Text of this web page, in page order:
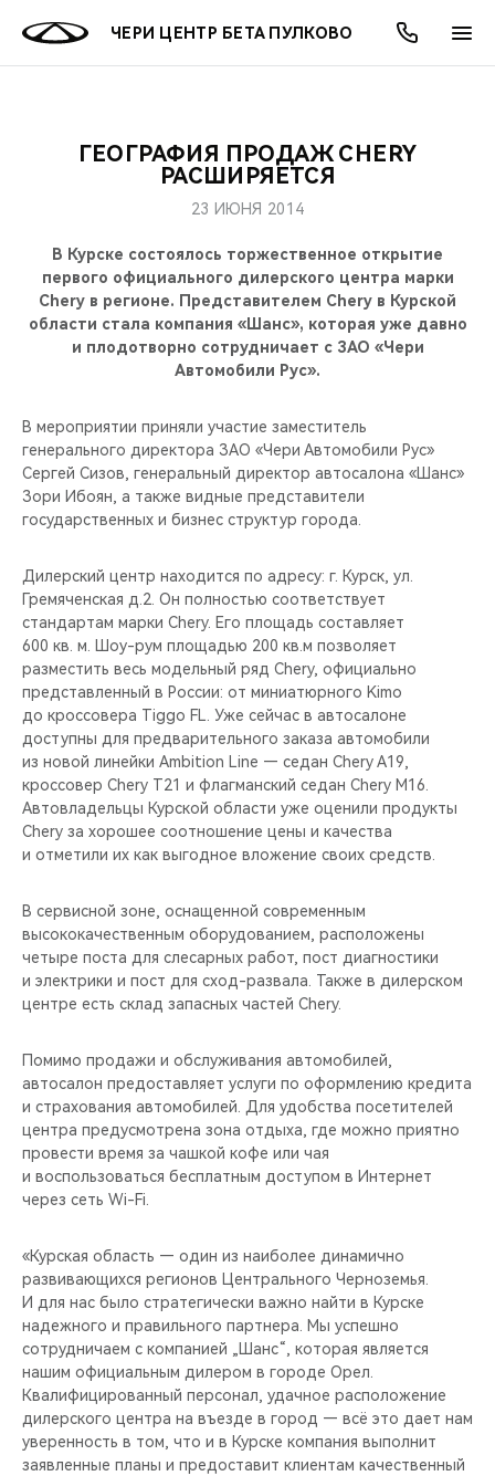
ЧЕРИ ЦЕНТР БЕТА ПУЛКОВО
МОДЕЛИ
КРОССОВЕРЫ
СЕДАНЫ
НОВИНКИ
ПОКУПАТЕЛЯМ
КРЕДИТ И СТРАХОВАНИЕ
ВЛАДЕЛЬЦАМ
ЗАПЧАСТИ И АКСЕССУАРЫ
ПОДДЕРЖКА
МИР CHERY
О БРЕНДЕ
CHERY В СОЦСЕТЯХ
CHERY REMOTE
НАШИ МЕРОПРИЯТИЯ
ВИДЕООБЗОРЫ
CHERY ДЛЯ ДЕТЕЙ
АКЦИИ
ОНЛАЙН СЕРВИСЫ
КРЕДИТ
О КОМПАНИИ
МЫ В СОЦСЕТЯХ
ГЕОГРАФИЯ ПРОДАЖ CHERY
РАСШИРЯЕТСЯ
23 ИЮНЯ 2014
В Курске состоялось торжественное открытие
первого официального дилерского центра марки
Chery в регионе. Представителем Chery в Курской
области стала компания «Шанс», которая уже давно
и плодотворно сотрудничает с ЗАО «Чери
Автомобили Рус».
В мероприятии приняли участие заместитель
генерального директора ЗАО «Чери Автомобили Рус»
Сергей Сизов, генеральный директор автосалона «Шанс»
Зори Ибоян, а также видные представители
государственных и бизнес структур города.
Дилерский центр находится по адресу: г. Курск, ул.
Гремяченская д.2. Он полностью соответствует
стандартам марки Chery. Его площадь составляет
600 кв. м. Шоу-рум площадью 200 кв.м позволяет
разместить весь модельный ряд Chery, официально
представленный в России: от миниатюрного Kimo
до кроссовера Tiggo FL. Уже сейчас в автосалоне
доступны для предварительного заказа автомобили
из новой линейки Ambition Line — седан Chery A19,
кроссовер Chery T21 и флагманский седан Chery M16.
Автовладельцы Курской области уже оценили продукты
Chery за хорошее соотношение цены и качества
и отметили их как выгодное вложение своих средств.
В сервисной зоне, оснащенной современным
высококачественным оборудованием, расположены
четыре поста для слесарных работ, пост диагностики
и электрики и пост для сход-развала. Также в дилерском
центре есть склад запасных частей Chery.
Помимо продажи и обслуживания автомобилей,
автосалон предоставляет услуги по оформлению кредита
и страхования автомобилей. Для удобства посетителей
центра предусмотрена зона отдыха, где можно приятно
провести время за чашкой кофе или чая
и воспользоваться бесплатным доступом в Интернет
через сеть Wi-Fi.
«Курская область — один из наиболее динамично
развивающихся регионов Центрального Черноземья.
И для нас было стратегически важно найти в Курске
надежного и правильного партнера. Мы успешно
сотрудничаем с компанией „Шанс“, которая является
нашим официальным дилером в городе Орел.
Квалифицированный персонал, удачное расположение
дилерского центра на въезде в город — всё это дает нам
уверенность в том, что и в Курске компания выполнит
заявленные планы и предоставит клиентам качественный